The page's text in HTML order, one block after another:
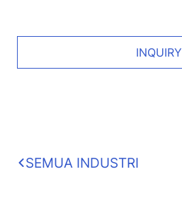
INQUIRY
SEMUA INDUSTRI